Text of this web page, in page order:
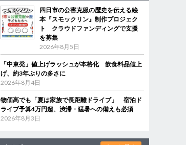
四日市の公害克服の歴史を伝える絵
本『スモックリン』制作プロジェク
ト クラウドファンディングで支援
を募集
2026年8月5日
「中東発」値上げラッシュが本格化 飲食料品値上
げ、約3年ぶりの多さに
2026年8月4日
物価高でも「夏は家族で長距離ドライブ」 宿泊ド
ライブ予算4万円超、渋滞・猛暑への備えも必須
2026年8月3日